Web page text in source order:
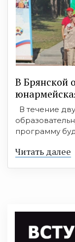
В Брянской
В течение
программу
Читать далее